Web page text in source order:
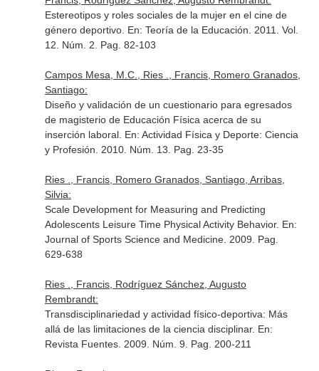
Estereotipos y roles sociales de la mujer en el cine de
género deportivo. En: Teoría de la Educación . 2011. Vol.
12. Núm. 2. Pag. 82-103
Campos Mesa, M.C., Ries ., Francis, Romero Granados,
Santiago:
Diseño y validación de un cuestionario para egresados
de magisterio de Educación Física acerca de su
inserción laboral. En: Actividad Física y Deporte: Ciencia
y Profesión . 2010. Núm. 13. Pag. 23-35
Ries ., Francis, Romero Granados, Santiago, Arribas,
Silvia:
Scale Development for Measuring and Predicting
Adolescents Leisure Time Physical Activity Behavior. En:
Journal of Sports Science and Medicine. 2009. Pag.
629-638
Ries ., Francis, Rodríguez Sánchez, Augusto
Rembrandt:
Transdisciplinariedad y actividad físico-deportiva: Más
allá de las limitaciones de la ciencia disciplinar. En:
Revista Fuentes. 2009. Núm. 9. Pag. 200-211